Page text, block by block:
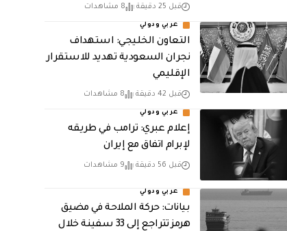
قبل 25 دقيقة 8 مشاهدات
عربي ودولي
التعاون الخليجي: استهداف
نجران السعودية تهديد للاستقرار
الإقليمي
قبل 42 دقيقة 8 مشاهدات
عربي ودولي
إعلام عبري: ترامب في طريقه
لإبرام اتفاق مع إيران
قبل 56 دقيقة 9 مشاهدات
عربي ودولي
بيانات: حركة الملاحة في مضيق
هرمز تتراجع إلى 33 سفينة خلال